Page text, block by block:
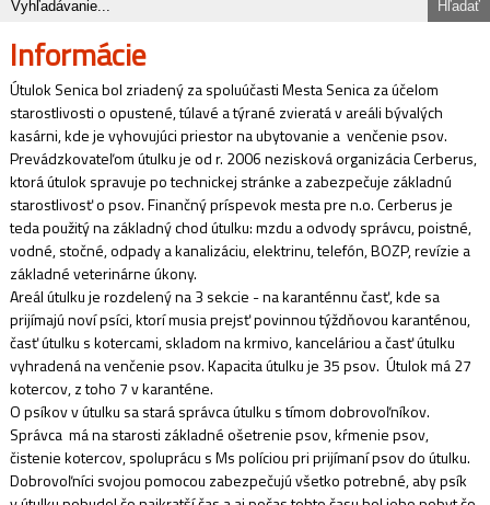
Informácie
Útulok Senica bol zriadený za spoluúčasti Mesta Senica za účelom
starostlivosti o opustené, túlavé a týrané zvieratá v areáli bývalých
kasárni, kde je vyhovujúci priestor na ubytovanie a venčenie psov.
Prevádzkovateľom útulku je od r. 2006 nezisková organizácia Cerberus,
ktorá útulok spravuje po technickej stránke a zabezpečuje základnú
starostlivosť o psov. Finančný príspevok mesta pre n.o. Cerberus je
teda použitý na základný chod útulku: mzdu a odvody správcu, poistné,
vodné, stočné, odpady a kanalizáciu, elektrinu, telefón, BOZP, revízie a
základné veterinárne úkony.
Areál útulku je rozdelený na 3 sekcie - na karanténnu časť, kde sa
prijímajú noví psíci, ktorí musia prejsť povinnou týždňovou karanténou,
časť útulku s kotercami, skladom na krmivo, kanceláriou a časť útulku
vyhradená na venčenie psov. Kapacita útulku je 35 psov. Útulok má 27
kotercov, z toho 7 v karanténe.
O psíkov v útulku sa stará správca útulku s tímom dobrovoľníkov.
Správca má na starosti základné ošetrenie psov, kŕmenie psov,
čistenie kotercov, spoluprácu s Ms políciou pri prijímaní psov do útulku.
Dobrovoľníci svojou pomocou zabezpečujú všetko potrebné, aby psík